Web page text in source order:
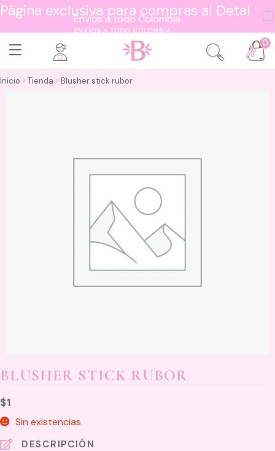
Página exclusiva para compras al Detal
ENVÍOS A TODO COLOMBIA
0
Inicio » Tienda » Blusher stick rubor
BLUSHER STICK RUBOR
$1
Sin existencias
DESCRIPCIÓN